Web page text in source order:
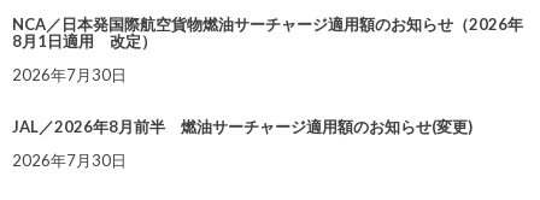
NCA／日本発国際航空貨物燃油サーチャージ適用額のお知らせ（2026年
8月1日適用 改定）
2026年7月30日
JAL／2026年8月前半 燃油サーチャージ適用額のお知らせ(変更)
2026年7月30日